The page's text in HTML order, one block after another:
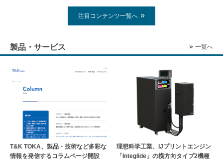
注目コンテンツ一覧へ
製品・サービス 一覧へ
T&K TOKA、製品・技術など多彩な
情報を発信するコラムページ開設
理想科学工業、IJプリントエンジン
「Integlide」の横方向タイプ2機種